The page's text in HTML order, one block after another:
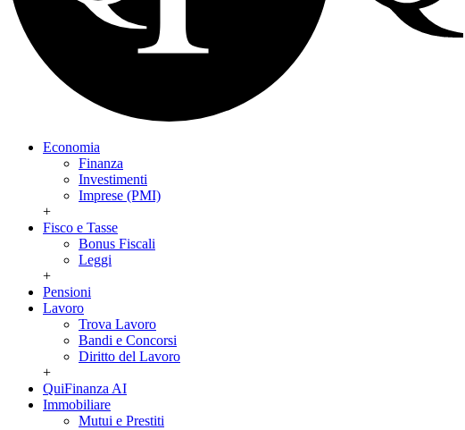
Economia
Finanza
Investimenti
Imprese (PMI)
+
Fisco e Tasse
Bonus Fiscali
Leggi
+
Pensioni
Lavoro
Trova Lavoro
Bandi e Concorsi
Diritto del Lavoro
+
QuiFinanza AI
Immobiliare
Mutui e Prestiti